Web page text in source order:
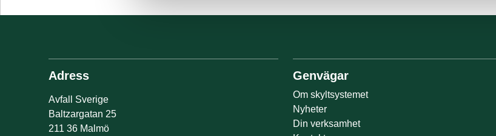
Adress
Avfall Sverige
Baltzargatan 25
211 36 Malmö
Genvägar
Om skyltsystemet
Nyheter
Din verksamhet